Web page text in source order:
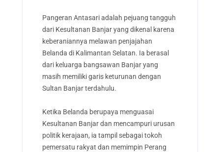
Pangeran Antasari adalah pejuang tangguh
dari Kesultanan Banjar yang dikenal karena
keberaniannya melawan penjajahan
Belanda di Kalimantan Selatan. Ia berasal
dari keluarga bangsawan Banjar yang
masih memiliki garis keturunan dengan
Sultan Banjar terdahulu.
Ketika Belanda berupaya menguasai
Kesultanan Banjar dan mencampuri urusan
politik kerajaan, ia tampil sebagai tokoh
pemersatu rakyat dan memimpin Perang